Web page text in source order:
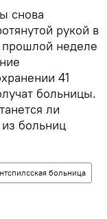
снова
рукой в
неделе
41
больницы.
ли
больниц
больница